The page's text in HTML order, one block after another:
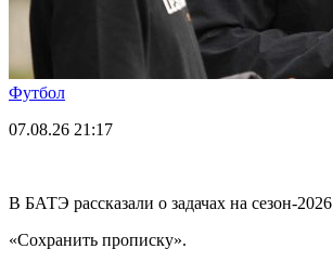
Футбол
07.08.26 21:17
В БАТЭ рассказали о задачах на сезон-2026
«Сохранить прописку».